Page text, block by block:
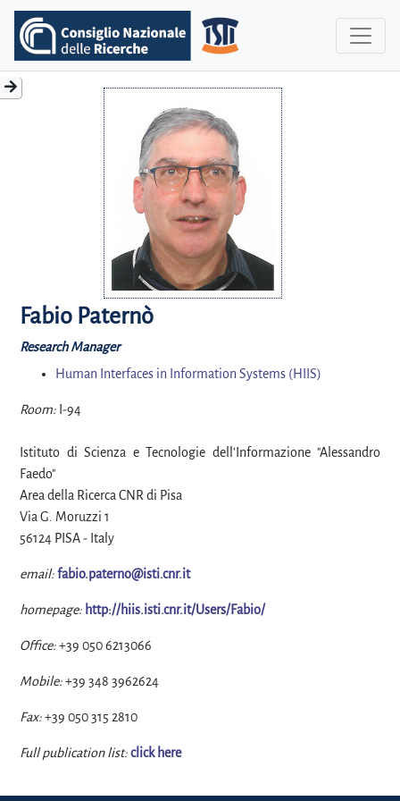
Fabio Paternò
Research Manager
Human Interfaces in Information Systems (HIIS)
Room: I-94
Istituto di Scienza e Tecnologie dell'Informazione "Alessandro
Faedo"
Area della Ricerca CNR di Pisa
Via G. Moruzzi 1
56124 PISA - Italy
email:fabio.paterno@isti.cnr.it
homepage: http://hiis.isti.cnr.it/Users/Fabio/
Office:+39 050 6213066
Mobile:+39 348 3962624
Fax:+39 050 315 2810
Full publication list:click here